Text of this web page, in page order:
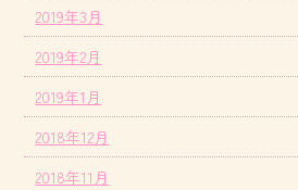
2019年3月
2019年2月
2019年1月
2018年12月
2018年11月